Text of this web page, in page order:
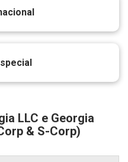
LLC e Georgia
& S-Corp)